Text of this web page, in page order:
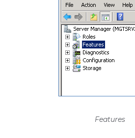
Features